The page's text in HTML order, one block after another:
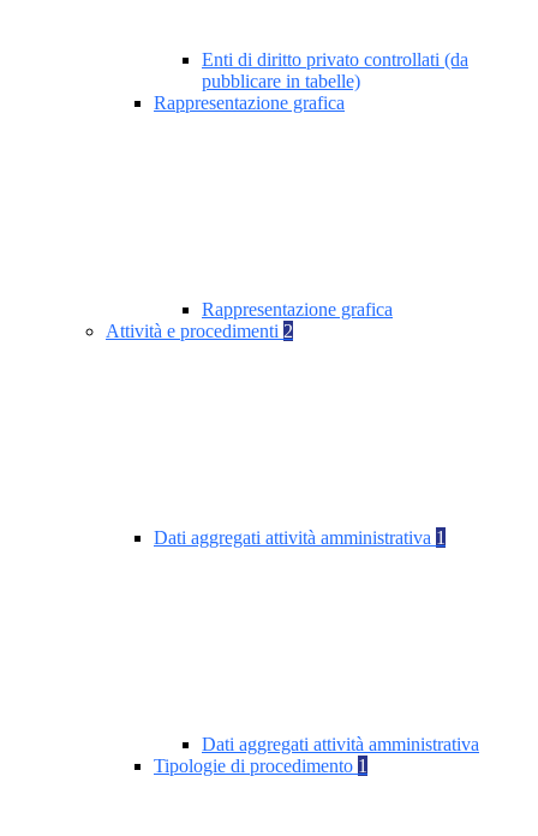
Enti di diritto privato controllati (da
pubblicare in tabelle)
Rappresentazione grafica
Rappresentazione grafica
Attività e procedimenti 2
Dati aggregati attività amministrativa 1
Dati aggregati attività amministrativa
Tipologie di procedimento 1